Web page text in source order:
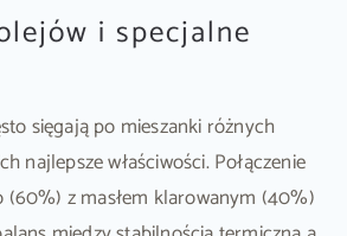
i specjalne
sięgają po mieszanki różnych
najlepsze właściwości. Połączenie
z masłem klarowanym (40%)